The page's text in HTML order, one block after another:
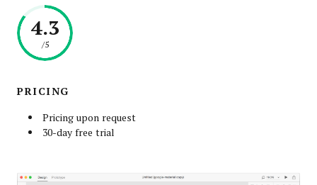
4.3
/5
PRICING
Pricing upon request
30-day free trial